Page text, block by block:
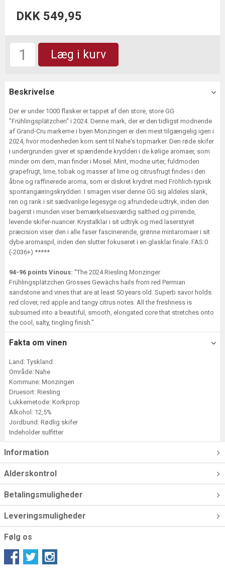
DKK 549,95
Læg i kurv
Beskrivelse
Der er under 1000 flasker er tappet af den store, store GG
"Frühlingsplätzchen" i 2024. Denne mark, der er den tidligst modnende
af Grand-Cru markerne i byen Monzingen er den mest tilgængelig igen i
2024, hvor modenheden kom sent til Nahe's topmarker. Den røde skifer
i undergrunden giver et spændende krydderi i de kølige aromaer, som
minder om dem, man finder i Mosel. Mint, modne urter, fuldmoden
grapefrugt, lime, tobak og masser af lime og citrusfrugt findes i den
åbne og raffinerede aroma, som er diskret krydret med Fröhlich-typisk
spontangæringskrydderi. I smagen viser denne GG sig aldeles slank,
ren og rank i sit sædvanlige legesyge og afrundede udtryk, inden den
bagerst i munden viser bemærkelsesværdig salthed og pirrende,
levende skifer-nuancer. Krystalklar i sit udtryk og med laserstyret
præcision viser den i alle faser fascinerende, grønne mintaromaer i sit
dybe aromaspil, inden den slutter fokuseret i en glasklar finale. FAS:0
(-2036+) *****
94-96 points Vinous: "The 2024 Riesling Monzinger
Frühlingsplätzchen Grosses Gewächs hails from red Permian
sandstone and vines that are at least 50 years old. Superb savor holds
red clover, red apple and tangy citrus notes. All the freshness is
subsumed into a beautiful, smooth, elongated core that stretches onto
the cool, salty, tingling finish."
Fakta om vinen
Land: Tyskland
Område: Nahe
Kommune: Monzingen
Druesort: Riesling
Lukkemetode: Korkprop
Alkohol: 12,5%
Jordbund: Rødlig skifer
Indeholder sulfitter
Information
Alderskontrol
Betalingsmuligheder
Leveringsmuligheder
Følg os